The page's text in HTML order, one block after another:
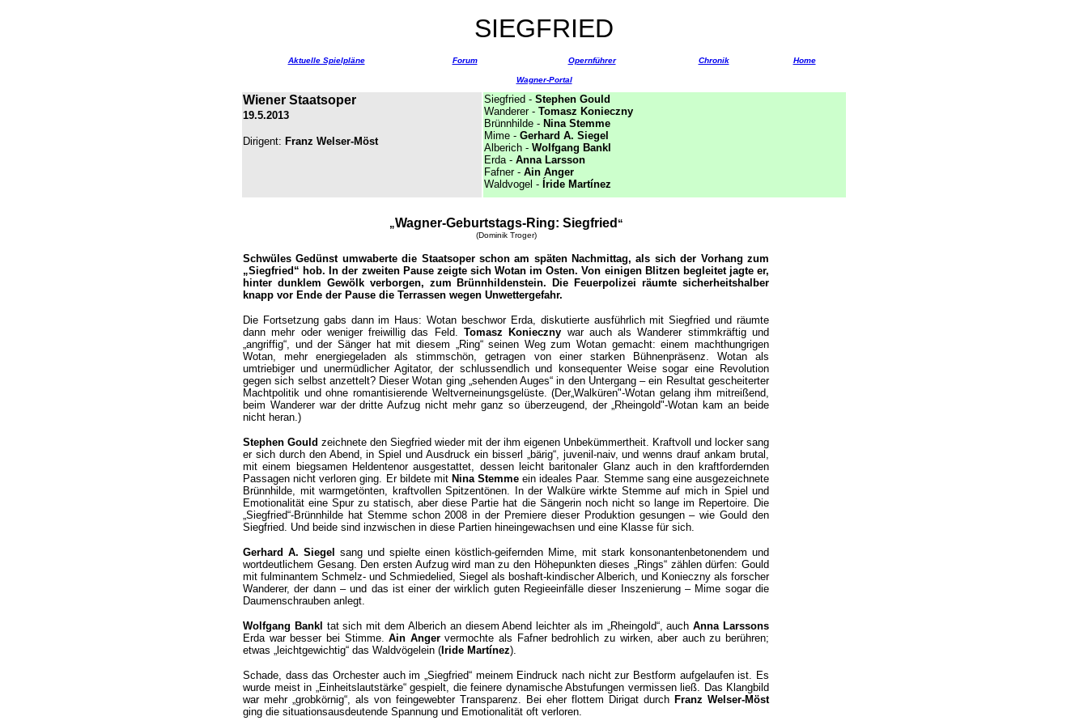
SIEGFRIED
Aktuelle Spielpläne Forum Opernführer Chronik Home
Wagner-Portal
Wiener Staatsoper
19.5.2013
Dirigent: Franz Welser-Möst
Siegfried - Stephen Gould
Wanderer - Tomasz Konieczny
Brünnhilde - Nina Stemme
Mime - Gerhard A. Siegel
Alberich - Wolfgang Bankl
Erda- Anna Larsson
Fafner - Ain Anger
Waldvogel - Íride Martínez
„Wagner-Geburtstags-Ring: Siegfried “
(Dominik Troger)
Schwüles Gedünst umwaberte die Staatsoper schon am späten Nachmittag, als sich der Vorhang zum
„Siegfried“ hob. In der zweiten Pause zeigte sich Wotan im Osten. Von einigen Blitzen begleitet jagte er,
hinter dunklem Gewölk verborgen, zum Brünnhildenstein. Die Feuerpolizei räumte sicherheitshalber
knapp vor Ende der Pause die Terrassen wegen Unwettergefahr.
Die Fortsetzung gabs dann im Haus: Wotan beschwor Erda, diskutierte ausführlich mit Siegfried und räumte
dann mehr oder weniger freiwillig das Feld. Tomasz Konieczny war auch als Wanderer stimmkräftig und
„angriffig“, und der Sänger hat mit diesem „Ring“ seinen Weg zum Wotan gemacht: einem machthungrigen
Wotan, mehr energiegeladen als stimmschön, getragen von einer starken Bühnenpräsenz. Wotan als
umtriebiger und unermüdlicher Agitator, der schlussendlich und konsequenter Weise sogar eine Revolution
gegen sich selbst anzettelt? Dieser Wotan ging „sehenden Auges“ in den Untergang – ein Resultat gescheiterter
Machtpolitik und ohne romantisierende Weltverneinungsgelüste. (Der„Walküren"-Wotan gelang ihm mitreißend,
beim Wanderer war der dritte Aufzug nicht mehr ganz so überzeugend, der „Rheingold"-Wotan kam an beide
nicht heran.)
Stephen Gould zeichnete den Siegfried wieder mit der ihm eigenen Unbekümmertheit. Kraftvoll und locker sang
er sich durch den Abend, in Spiel und Ausdruck ein bisserl „bärig“, juvenil-naiv, und wenns drauf ankam brutal,
mit einem biegsamen Heldentenor ausgestattet, dessen leicht baritonaler Glanz auch in den kraftfordernden
Passagen nicht verloren ging. Er bildete mit Nina Stemme ein ideales Paar. Stemme sang eine ausgezeichnete
Brünnhilde, mit warmgetönten, kraftvollen Spitzentönen. In der Walküre wirkte Stemme auf mich in Spiel und
Emotionalität eine Spur zu statisch, aber diese Partie hat die Sängerin noch nicht so lange im Repertoire. Die
„Siegfried“-Brünnhilde hat Stemme schon 2008 in der Premiere dieser Produktion gesungen – wie Gould den
Siegfried. Und beide sind inzwischen in diese Partien hineingewachsen und eine Klasse für sich.
Gerhard A. Siegel
sang und spielte einen köstlich-geifernden Mime, mit stark konsonantenbetonendem und
wortdeutlichem Gesang. Den ersten Aufzug wird man zu den Höhepunkten dieses „Rings“ zählen dürfen: Gould
mit fulminantem Schmelz- und Schmiedelied, Siegel als boshaft-kindischer Alberich, und Konieczny als forscher
Wanderer, der dann – und das ist einer der wirklich guten Regieeinfälle dieser Inszenierung – Mime sogar die
Daumenschrauben anlegt.
Wolfgang Bankl tat sich mit dem Alberich an diesem Abend leichter als im „Rheingold“, auchAnna Larssons
Erda war besser bei Stimme.Ain Angervermochte als Fafner bedrohlich zu wirken, aber auch zu berühren;
etwas „leichtgewichtig“ das Waldvögelein ( Iride Martínez).
Schade, dass das Orchester auch im „Siegfried“ meinem Eindruck nach nicht zur Bestform aufgelaufen ist. Es
wurde meist in „Einheitslautstärke“ gespielt, die feinere dynamische Abstufungen vermissen ließ. Das Klangbild
war mehr „grobkörnig“, als von feingewebter Transparenz. Bei eher flottem Dirigat durch Franz Welser-Möst
ging die situationsausdeutende Spannung und Emotionalität oft verloren.